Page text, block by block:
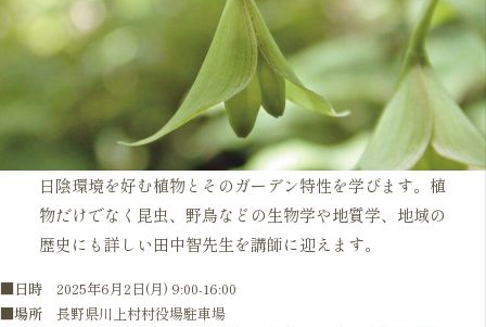
日陰環境を好む植物とそのガーデン特性を学びます。植
物だけでなく昆虫、野鳥などの生物学や地質学、地域の
歴史にも詳しい田中智先生を講師に迎えます。
■日時 2025年6月2日(月) 9:00-16:00
■場所 長野県川上村村役場駐車場